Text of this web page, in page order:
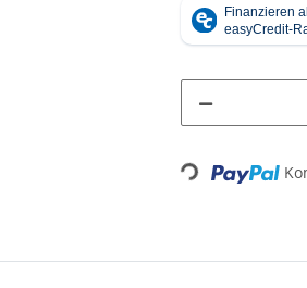
Loading...